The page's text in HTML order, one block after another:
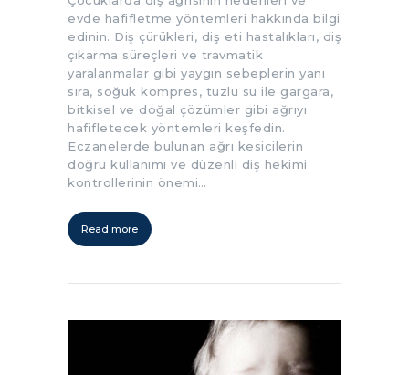
evde hafifletme yöntemleri hakkında bilgi
edinin. Diş çürükleri, diş eti hastalıkları, diş
çıkarma süreçleri ve travmatik
yaralanmalar gibi yaygın sebeplerin yanı
sıra, soğuk kompres, tuzlu su ile gargara,
bitkisel ve doğal çözümler gibi ağrıyı
hafifletecek yöntemleri keşfedin.
Eczanelerde bulunan ağrı kesicilerin
doğru kullanımı ve düzenli diş hekimi
kontrollerinin önemi…
Read more